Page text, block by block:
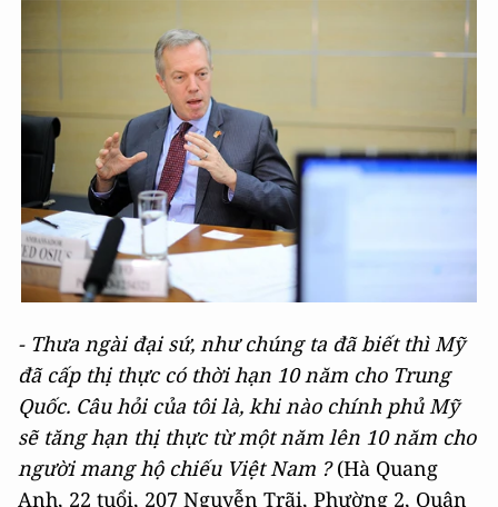
- Thưa ngài đại sứ, như chúng ta đã biết thì Mỹ
đã cấp thị thực có thời hạn 10 năm cho Trung
Quốc. Câu hỏi của tôi là, khi nào chính phủ Mỹ
sẽ tăng hạn thị thực từ một năm lên 10 năm cho
người mang hộ chiếu Việt Nam ?(Hà Quang
Anh, 22 tuổi, 207 Nguyễn Trãi, Phường 2, Quận